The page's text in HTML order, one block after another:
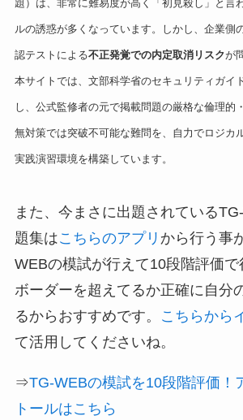
題）は、非常に難易度が高く「初見殺し」と言
ルの誘惑が多くなっています。しかし、企業側
認テストによる不正発覚での内定取消リスクが
本サイトでは、文部科学省のセキュリティガイ
し、公式監修者の元で掲載問題の厳格な倫理的
無対策では突破不可能な難問を、自力でロジカ
実践演習環境を構築しています。
また、今まさに出題されている
題集はこちらのアプリ から行う事
WEBの模試が行えて10段階評価
ボーダーを超えてるか正確に自分
るからおすすめです。
こちらから
て活用してくださいね。
⇒TG-WEBの模試を10段階評価！
トールはこちら